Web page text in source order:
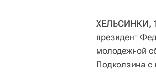
ХЕЛЬСИНКИ,
президент
молодежной
Подколзина